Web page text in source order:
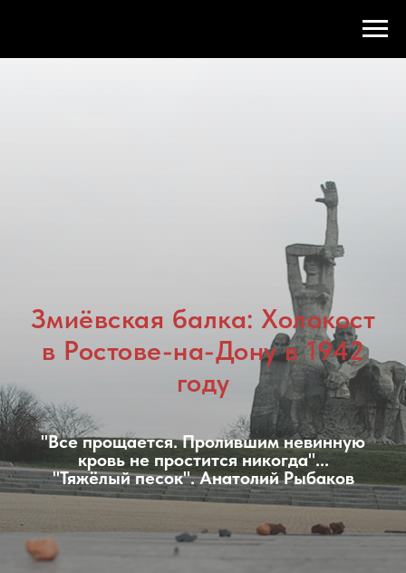
Змиёвская балка: Холокост
в Ростове-на-Дону в 1942
году
"Все прощается. Пролившим невинную
кровь не простится никогда"...
"Тяжёлый песок". Анатолий Рыбаков